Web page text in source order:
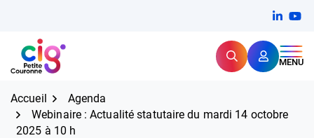
contenu
CIG Petite Couronne RechercherMENU
Expertise et proximité pour
Accueil
Agenda
Webinaire : Actualité statutaire du mardi 14 octobre
2025 à 10 h